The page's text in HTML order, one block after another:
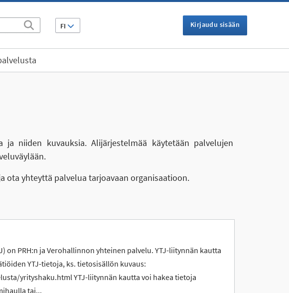
FI Kirjaudu sisään
niiden kuvauksia. Alijärjestelmää käytetään palvelujen
ota yhteyttä palvelua tarjoavaan organisaatioon.
on PRH:n ja Verohallinnon yhteinen palvelu. YTJ-liitynnän kautta
YTJ-tietoja, ks. tietosisällön kuvaus:
yrityshaku.html YTJ-liitynnän kautta voi hakea tietoja
tai...